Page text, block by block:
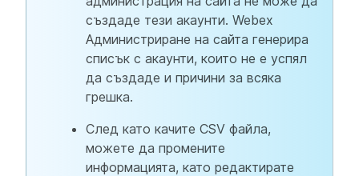
създаде тези акаунти. Webex
Администриране на сайта генерира
списък с акаунти, които не е успял
да създаде и причини за всяка
грешка.
След като качите CSV файла,
можете да промените
информацията, като редактирате